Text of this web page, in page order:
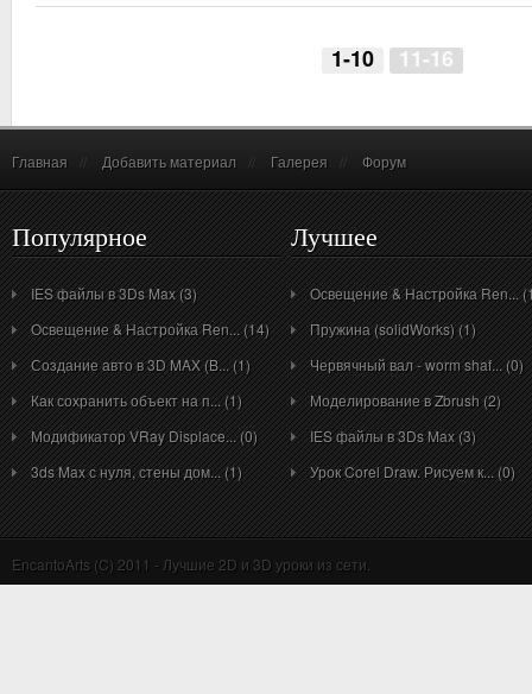
1-10 11-16
Главная Добавить материал Галерея Форум
Популярное
IES файлы в 3Ds Max (3)
Освещение & Настройка Ren... (14)
Создание авто в 3D MAX (B... (1)
Как сохранить объект на п... (1)
Модификатор VRay Displace... (0)
3ds Max с нуля, стены дом... (1)
Лучшее
Освещение & Настройка Ren...
Пружина (solidWorks) (1)
Червячный вал - worm shaf... (0)
Моделирование в Zbrush (2)
IES файлы в 3Ds Max (3)
Урок Corel Draw. Рисуем к... (0)
EncantoArts (C) 2011 - Лучшие 2D и 3D уроки из сети.